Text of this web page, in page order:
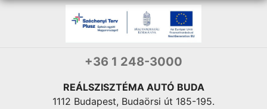
+36 1 248-3000
REÁLSZISZTÉMA AUTÓ BUDA
1112 Budapest, Budaörsi út 185-195.